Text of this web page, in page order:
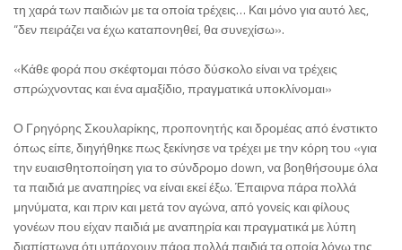
τη χαρά των παιδιών με τα οποία τρέχεις… Και μόνο για αυτό λες,
“δεν πειράζει να έχω καταπονηθεί, θα συνεχίσω».
«Κάθε φορά που σκέφτομαι πόσο δύσκολο είναι να τρέχεις
σπρώχνοντας και ένα αμαξίδιο, πραγματικά υποκλίνομαι»
Ο Γρηγόρης Σκουλαρίκης, προπονητής και δρομέας από ένστικτο
όπως είπε, διηγήθηκε πως ξεκίνησε να τρέχει με την κόρη του «για
την ευαισθητοποίηση για το σύνδρομο down, να βοηθήσουμε όλα
τα παιδιά με αναπηρίες να είναι εκεί έξω. Έπαιρνα πάρα πολλά
μηνύματα, και πριν και μετά τον αγώνα, από γονείς και φίλους
γονέων που είχαν παιδιά με αναπηρία και πραγματικά με λύπη
διαπίστωνα ότι υπάρχουν πάρα πολλά παιδιά τα οποία λόγω της